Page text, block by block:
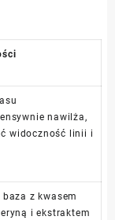
nawilża,
widoczność linii i
z kwasem
i ekstraktem